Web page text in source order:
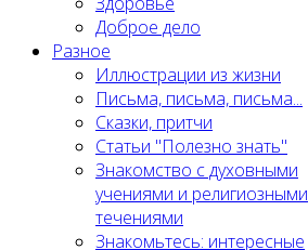
Доброе дело
Разное
Иллюстрации из жизни
Письма, письма, письма...
Сказки, притчи
Статьи "Полезно знать"
Знакомство с духовными
учениями и религиозными
течениями
Знакомьтесь: интересные